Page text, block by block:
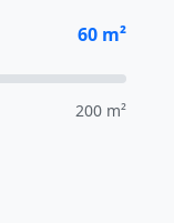
60 m²
200 m²